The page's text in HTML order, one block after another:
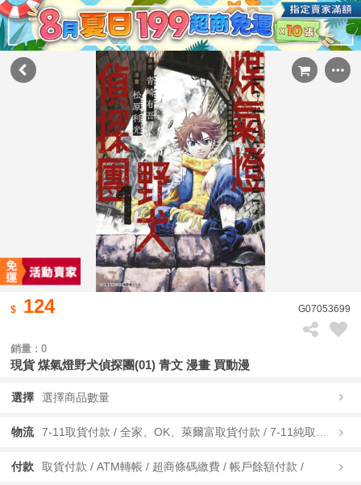
124 G07053699
銷量 : 0
現貨 煤氣燈野犬偵探團(01) 青文 漫畫 買動漫
選擇 選擇商品數量
物流
付款 取貨付款 / ATM轉帳 / 超商條碼繳費 / 帳戶餘額付款 /